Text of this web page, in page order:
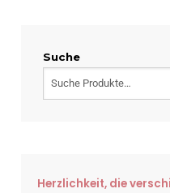
Suche
Herzlichkeit, die